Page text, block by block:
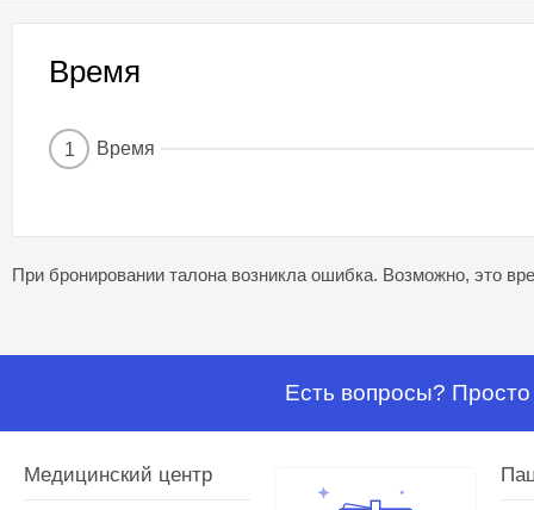
Время
1 Время
При бронировании талона возникла ошибка. Возможно, это
Есть вопросы?
Медицинский центр